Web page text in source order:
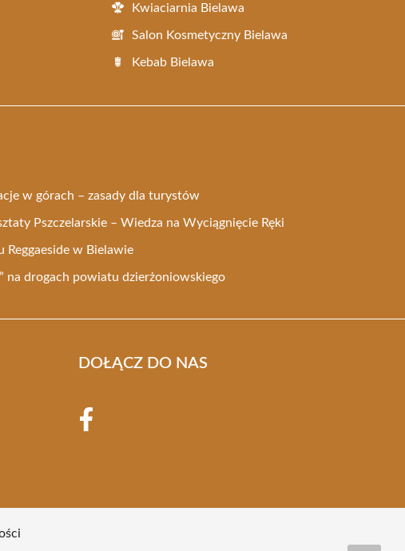
Kwiaciarnia Bielawa
Salon Kosmetyczny Bielawa
Kebab Bielawa
w górach – zasady dla turystów
Pszczelarskie – Wiedza na Wyciągnięcie Ręki
Reggaeside w Bielawie
na drogach powiatu dzierżoniowskiego
DOŁĄCZ DO NAS